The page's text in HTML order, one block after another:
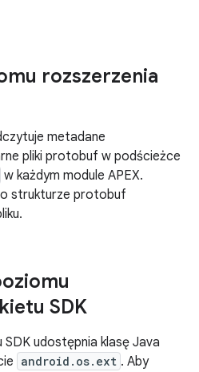
rozszerzenia
metadane
pliki protobuf w podścieżce
w każdym module APEX.
strukturze protobuf
SDK
udostępnia klasę Java
android.os.ext . Aby